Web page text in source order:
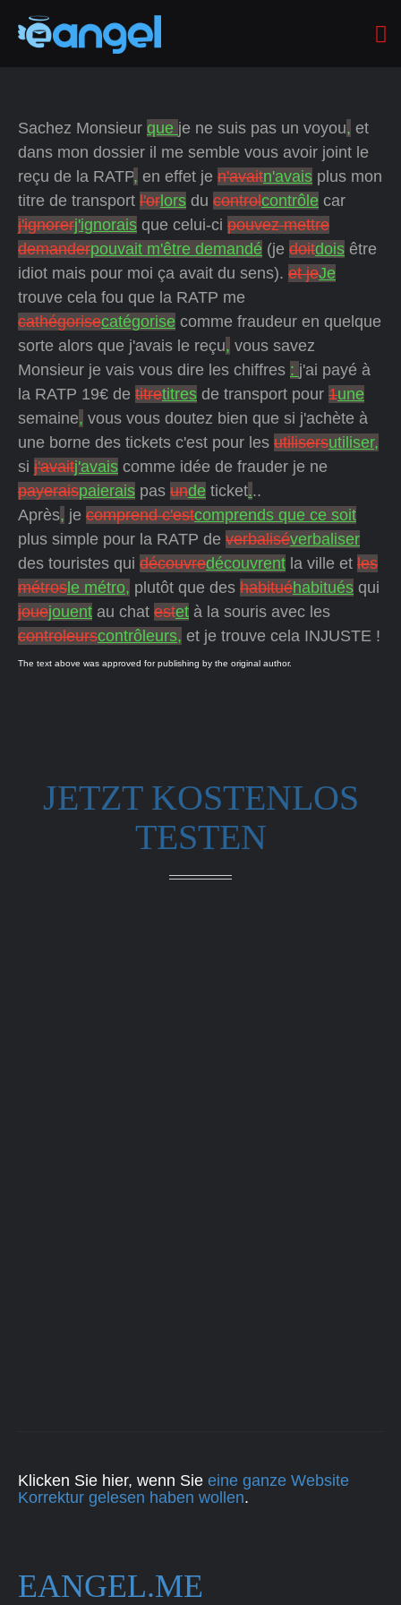
Sachez Monsieur que je ne suis pas un voyou, et
dans mon dossier il me semble vous avoir joint le
reçu de la RATP, en effet je n'avaitn'avais plus mon
titre de transport l'or lors du controlcontrôle car
j'ignorerj'ignorais que celui-ci pouvez mettre
demanderpouvait m'être demandé (je doitdois être
idiot mais pour moi ça avait du sens). et jeJe
trouve cela fou que la RATP me
cathégorisecatégorise comme fraudeur en quelque
sorte alors que j'avais le reçu, vous savez
Monsieur je vais vous dire les chiffres : j'ai payé à
la RATP 19€ de titretitres de transport pour 1une
semaine, vous vous doutez bien que si j'achète à
une borne des tickets c'est pour les utilisersutiliser,
si j'avaitj'avais comme idée de frauder je ne
payeraispaierais pas unde ticket...
Après, je comprend c'estcomprends que ce soit
plus simple pour la RATP de verbaliséverbaliser
des touristes qui découvredécouvrent la ville et les
métros le métro, plutôt que des habituéhabitués qui
jouejouent au chat estet à la souris avec les
controleurscontrôleurs, et je trouve cela INJUSTE !
The text above was approved for publishing by the original author.
JETZT KOSTENLOS
TESTEN
Klicken Sie hier, wenn Sie eine ganze Website
Korrektur gelesen haben wollen.
EANGEL.ME